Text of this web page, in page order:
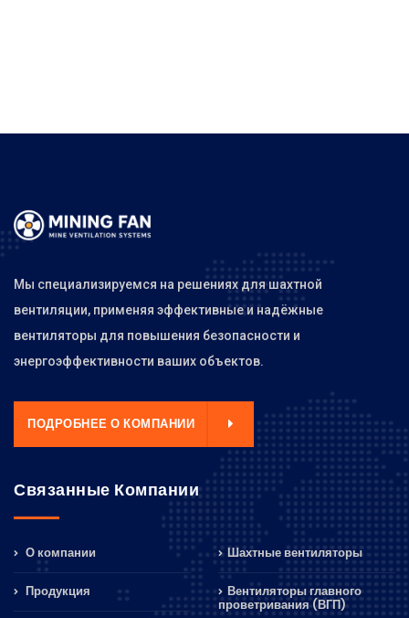
Мы специализируемся на решениях для шахтной
вентиляции, применяя эффективные и надёжные
вентиляторы для повышения безопасности и
энергоэффективности ваших объектов.
ПОДРОБНЕЕ О КОМПАНИИ
Связанные Компании
О компании
Продукция
Шахтные вентиляторы
Вентиляторы главного
проветривания (ВГП)